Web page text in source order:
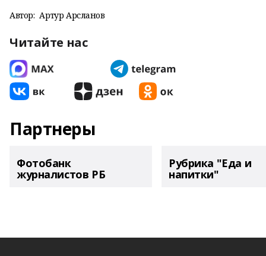
Автор: Артур Арсланов
Читайте нас
Партнеры
Фотобанк
журналистов РБ
Рубрика "Еда и
напитки"